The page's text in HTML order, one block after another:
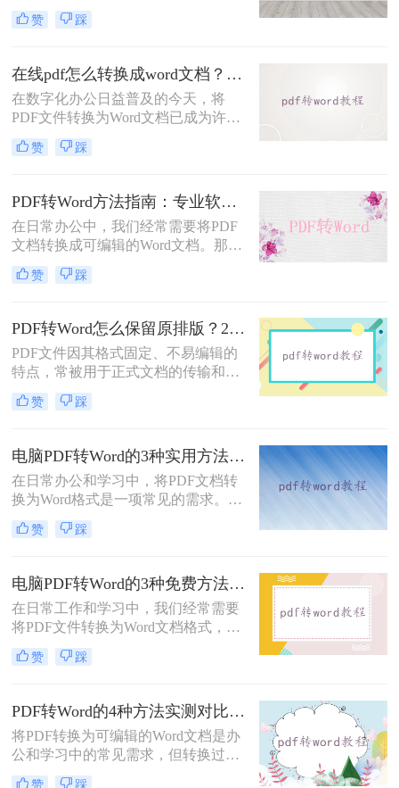
提升工作效率。然而，市面上许多转
换工具需付费或存在隐私风险，那么
5种完全免费的解决方案。所有方法
均基于官方或开源平台，确保零成
本、无广告、无数据泄露。无需任何
付费，即可实现高质量转换，告别格
式错乱与隐私担忧！
赞 踩
在线pdf怎么转换成word文档？PDF猫与转转大师2种在线工具使用指南与功能对比！
在数字化办公日益普及的今天，将
PDF文件转换为Word文档已成为许多
职场人士和学生群体的日常需求。
PDF格式虽然便于分享和保持格式一
找到一种高效、便捷的在线转换方法
显得尤为重要。那么在线pdf怎么转换
成word文档呢？本文将介绍两种在线
将PDF转换成Word文档的方法。
赞 踩
PDF转Word方法指南：专业软件、在线工具、Word内置与改后缀名4种方案对比！
在日常办公中，我们经常需要将PDF
文档转换成可编辑的Word文档。那么
如何将pdf转换成word呢？本文将介绍
几种常用的PDF转Word的方法，助您
赞 踩
PDF转Word怎么保留原排版？2种方法对比：Adobe Acrobat DC与专业转换软件实测
PDF文件因其格式固定、不易编辑的
特点，常被用于正式文档的传输和存
档。然而，当我们需要编辑PDF内容
时，将其转换为Word文档是常见需
乱，影响使用体验。那么pdf转word怎
么保留原排版呢？本文将介绍两种方
法，帮助你在PDF转Word时尽可能保
留原排版。
赞 踩
电脑PDF转Word的3种实用方法对比：转换软件、Word内置功能与在线工具详解！
在日常办公和学习中，将PDF文档转
换为Word格式是一项常见的需求。
Word文档因其易于编辑和修改的特点
而备受青睐。那么电脑上pdf怎么转换
换成Word的实用方法。
赞 踩
电脑PDF转Word的3种免费方法实测：含效果对比与适用场景说明！
在日常工作和学习中，我们经常需要
将PDF文件转换为Word文档格式，以
便进行编辑和修改。那么电脑pdf怎么
转word文档格式免费呢？本文将介绍
现PDF到Word的转换。
赞 踩
PDF转Word的4种方法实测对比：在线工具、Adobe Acrobat、Word内置与OCR识别方案选择！
将PDF转换为可编辑的Word文档是办
公和学习中的常见需求，但转换过程
中常出现格式错乱、图片丢失等问
赞 踩